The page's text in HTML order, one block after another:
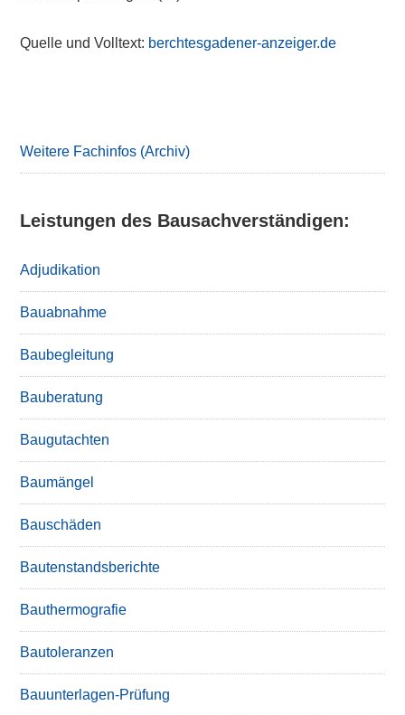
Quelle und Volltext: berchtesgadener-anzeiger.de
Weitere Fachinfos (Archiv)
Leistungen des Bausachverständigen:
Adjudikation
Bauabnahme
Baubegleitung
Bauberatung
Baugutachten
Baumängel
Bauschäden
Bautenstandsberichte
Bauthermografie
Bautoleranzen
Bauunterlagen-Prüfung